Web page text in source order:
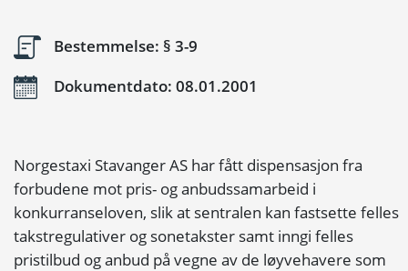
Bestemmelse: § 3-9
Dokumentdato: 08.01.2001
Norgestaxi Stavanger AS har fått dispensasjon fra
forbudene mot pris- og anbudssamarbeid i
konkurranseloven, slik at sentralen kan fastsette felles
takstregulativer og sonetakster samt inngi felles
pristilbud og anbud på vegne av de løyvehavere som